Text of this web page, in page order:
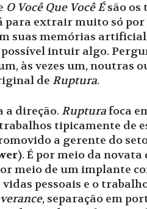
O Você Que Você Ésão os
para extrair muito só
suas memórias
intuir algo.
às vezes um, noutras
de Ruptura.
a direção. Rupturafoca
tipicamente de
a gerente do
). É por meio da novata
meio de um implante
pessoais e o
, separação em